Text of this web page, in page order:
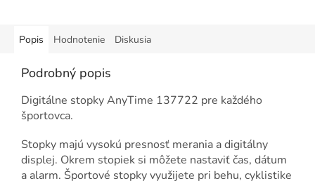
Popis Hodnotenie Diskusia
Podrobný popis
Digitálne stopky AnyTime 137722 pre každého
športovca.
Stopky majú vysokú presnosť merania a digitálny
displej. Okrem stopiek si môžete nastaviť čas, dátum
a alarm. Športové stopky využijete pri behu, cyklistike